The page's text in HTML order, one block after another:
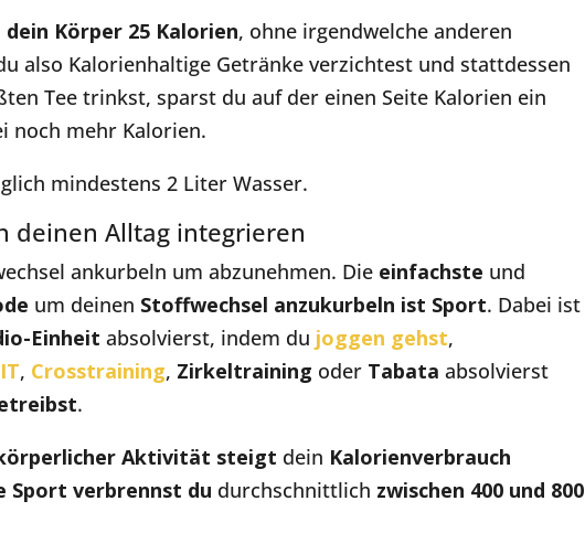
Körper 25 Kalorien, ohne irgendwelche anderen
also Kalorienhaltige Getränke verzichtest und stattdessen
Tee trinkst, sparst du auf der einen Seite Kalorien ein
noch mehr Kalorien.
mindestens 2 Liter Wasser.
deinen Alltag integrieren
ankurbeln um abzunehmen. Die einfachste und
um deinen Stoffwechsel anzukurbeln ist Sport. Dabei ist
Einheit absolvierst, indem du joggen gehst,
, Crosstraining, Zirkeltraining oder Tabata absolvierst
.
Aktivität steigt dein Kalorienverbrauch
Sport verbrennst du durchschnittlich zwischen 400 und 800